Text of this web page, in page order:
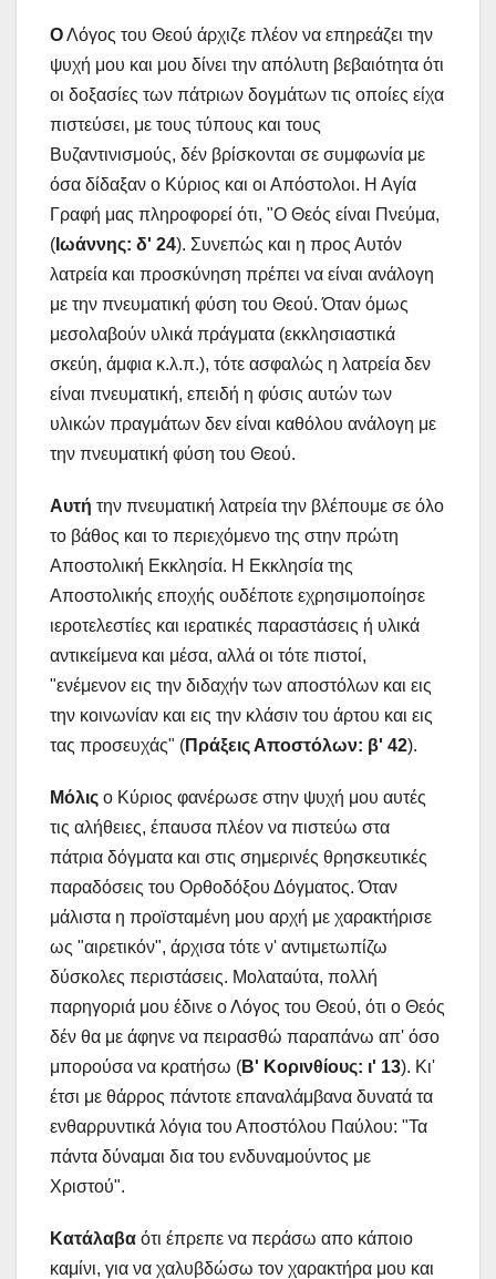
ΟΛόγος του Θεού άρχιζε πλέον να επηρεάζει την
ψυχή μου και μου δίνει την απόλυτη βεβαιότητα ότι
οι δοξασίες των πάτριων δογμάτων τις οποίες είχα
πιστεύσει, με τους τύπους και τους
Βυζαντινισμούς, δέν βρίσκονται σε συμφωνία με
όσα δίδαξαν ο Κύριος και οι Απόστολοι. Η Αγία
Γραφή μας πληροφορεί ότι, "Ο Θεός είναι Πνεύμα,
( Ιωάννης: δ' 24). Συνεπώς και η προς Αυτόν
λατρεία και προσκύνηση πρέπει να είναι ανάλογη
με την πνευματική φύση του Θεού. Όταν όμως
μεσολαβούν υλικά πράγματα (εκκλησιαστικά
σκεύη, άμφια κ.λ.π.), τότε ασφαλώς η λατρεία δεν
είναι πνευματική, επειδή η φύσις αυτών των
υλικών πραγμάτων δεν είναι καθόλου ανάλογη με
την πνευματική φύση του Θεού.
Αυτή την πνευματική λατρεία την βλέπουμε σε όλο
το βάθος και το περιεχόμενο της στην πρώτη
Αποστολική Εκκλησία. Η Εκκλησία της
Αποστολικής εποχής ουδέποτε εχρησιμοποίησε
ιεροτελεστίες και ιερατικές παραστάσεις ή υλικά
αντικείμενα και μέσα, αλλά οι τότε πιστοί,
"ενέμενον εις την διδαχήν των αποστόλων και εις
την κοινωνίαν και εις την κλάσιν του άρτου και εις
τας προσευχάς" (Πράξεις Αποστόλων: β' 42).
Μόλις ο Κύριος φανέρωσε στην ψυχή μου αυτές
τις αλήθειες, έπαυσα πλέον να πιστεύω στα
πάτρια δόγματα και στις σημερινές θρησκευτικές
παραδόσεις του Ορθοδόξου Δόγματος. Όταν
μάλιστα η προϊσταμένη μου αρχή με χαρακτήρισε
ως "αιρετικόν", άρχισα τότε ν' αντιμετωπίζω
δύσκολες περιστάσεις. Μολαταύτα, πολλή
παρηγοριά μου έδινε ο Λόγος του Θεού, ότι ο Θεός
δέν θα με άφηνε να πειρασθώ παραπάνω απ' όσο
μπορούσα να κρατήσω (Β' Κορινθίους: ι' 13). Κι'
έτσι με θάρρος πάντοτε επαναλάμβανα δυνατά τα
ενθαρρυντικά λόγια του Αποστόλου Παύλου: "Τα
πάντα δύναμαι δια του ενδυναμούντος με
Χριστού".
Κατάλαβα ότι έπρεπε να περάσω απο κάποιο
καμίνι, για να χαλυβδώσω τον χαρακτήρα μου και